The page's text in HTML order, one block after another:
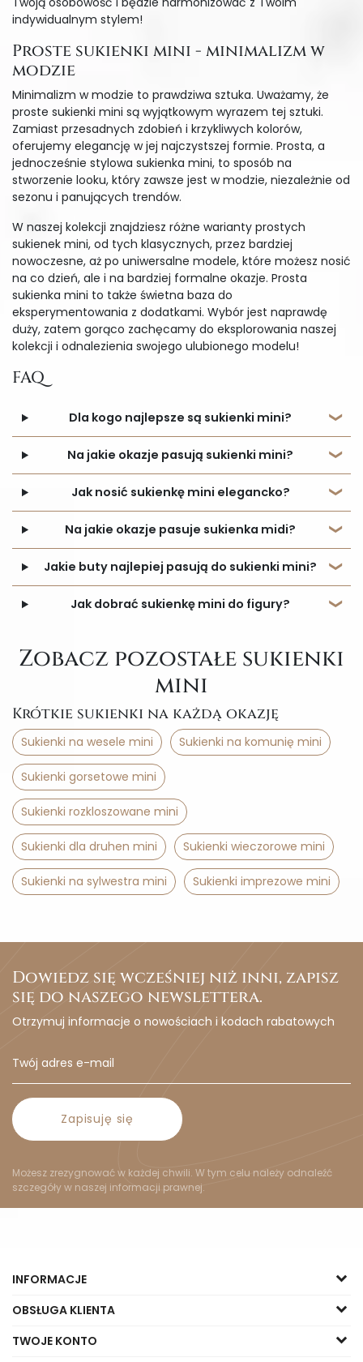
indywidualnym stylem!
Proste sukienki mini - minimalizm w
modzie
Minimalizm w modzie to prawdziwa sztuka. Uważamy, że
proste sukienki mini są wyjątkowym wyrazem tej sztuki.
Zamiast przesadnych zdobień i krzykliwych kolorów,
oferujemy elegancję w jej najczystszej formie. Prosta, a
jednocześnie stylowa sukienka mini, to sposób na
stworzenie looku, który zawsze jest w modzie, niezależnie od
sezonu i panujących trendów.
W naszej kolekcji znajdziesz różne warianty prostych
sukienek mini, od tych klasycznych, przez bardziej
nowoczesne, aż po uniwersalne modele, które możesz nosić
na co dzień, ale i na bardziej formalne okazje. Prosta
sukienka mini to także świetna baza do
eksperymentowania z dodatkami. Wybór jest naprawdę
duży, zatem gorąco zachęcamy do eksplorowania naszej
kolekcji i odnalezienia swojego ulubionego modelu!
FAQ
Dla kogo najlepsze są sukienki mini?
Na jakie okazje pasują sukienki mini?
Jak nosić sukienkę mini elegancko?
Na jakie okazje pasuje sukienka midi?
Jakie buty najlepiej pasują do sukienki mini?
Jak dobrać sukienkę mini do figury?
Zobacz pozostałe sukienki
mini
Krótkie sukienki na każdą okazję
Sukienki na wesele mini Sukienki na komunię mini
Sukienki gorsetowe mini
Sukienki rozkloszowane mini
Sukienki dla druhen mini Sukienki wieczorowe mini
Sukienki na sylwestra mini Sukienki imprezowe mini
Dowiedz się wcześniej niż inni, zapisz
się do naszego newslettera.
Otrzymuj informacje o nowościach i kodach rabatowych
Zapisuję się
Możesz zrezygnować w każdej chwili. W tym celu należy odnaleźć
szczegóły w naszej informacji prawnej.
INFORMACJE
OBSŁUGA KLIENTA
TWOJE KONTO